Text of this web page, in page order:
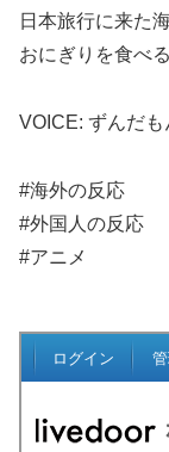
日本旅行に来た
おにぎりを食べ
VOICE: ずんだも
#海外の反応
#外国人の反応
#アニメ